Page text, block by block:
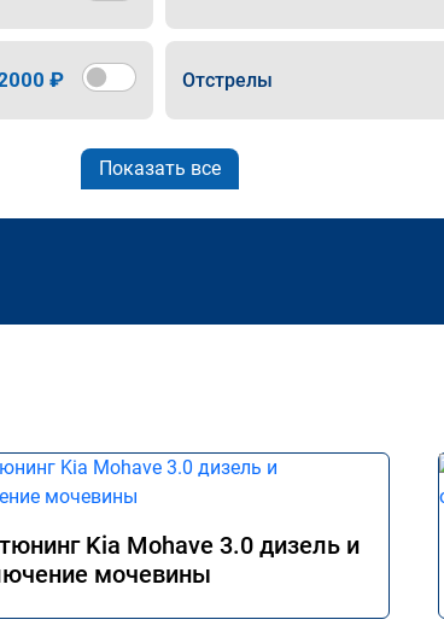
₽ Отстрелы
Показать все
Kia Mohave 3.0 дизель и
мочевины